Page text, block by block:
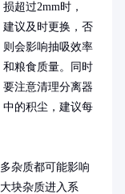
损超过2mm时，
建议及时更换，否
则会影响抽吸效率
和粮食质量。同时
要注意清理分离器
中的积尘，建议每
杂质都可能影响
块杂质进入系